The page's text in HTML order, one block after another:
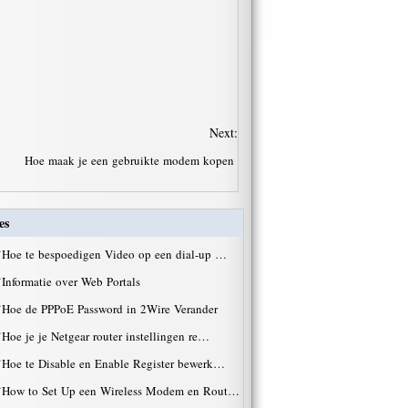
Next:
Hoe maak je een gebruikte modem kopen
Hoe te bespoedigen Video op een dial-up …
Informatie over Web Portals
Hoe de PPPoE Password in 2Wire Verander
Hoe je je Netgear router instellingen re…
Hoe te Disable en Enable Register bewerk…
How to Set Up een Wireless Modem en Rout…